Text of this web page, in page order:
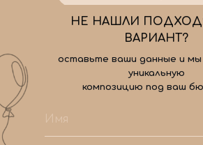
НЕ НАШЛИ
ВАРИАНТ?
оставьте ваши данные и
уникальную
композицию под ваш